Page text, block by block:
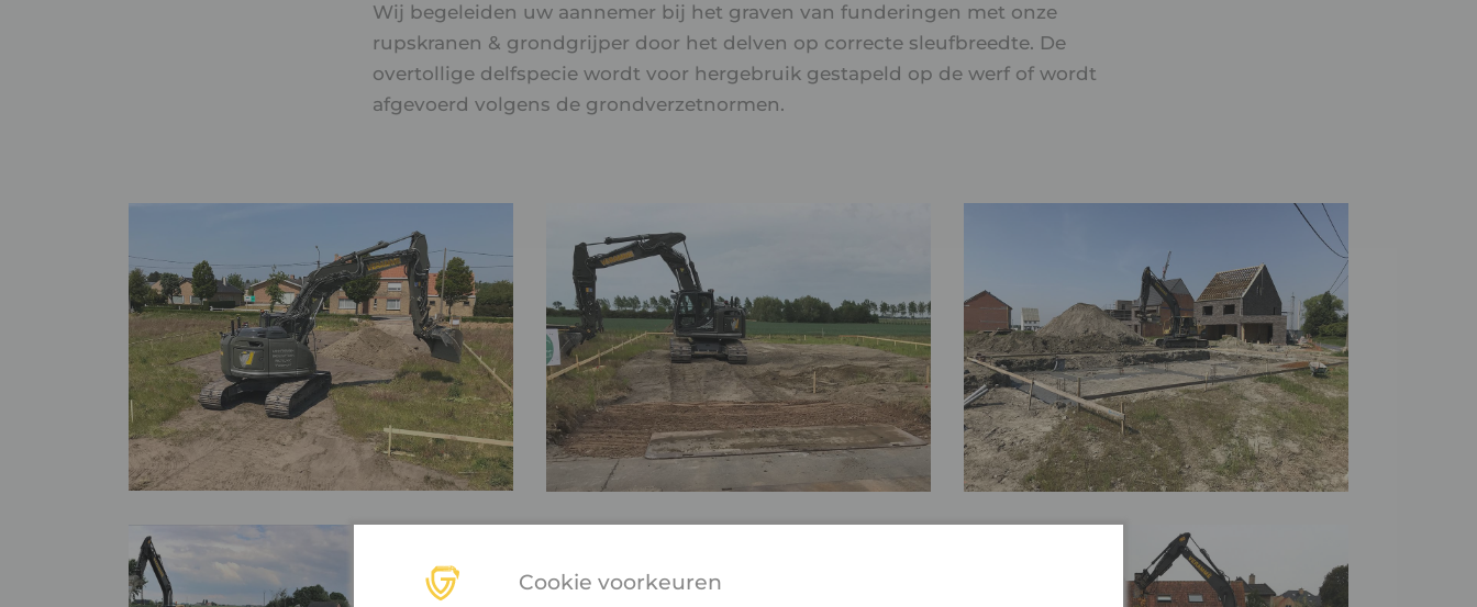
Wij begeleiden uw aannemer bij het graven van funderingen met onze
rupskranen & grondgrijper door het delven op correcte sleufbreedte. De
overtollige delfspecie wordt voor hergebruik gestapeld op de werf of wordt
afgevoerd volgens de grondverzetnormen.
Cookie voorkeuren